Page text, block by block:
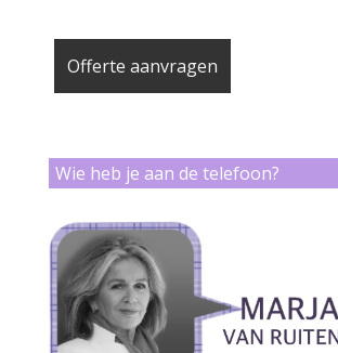
Wie heb je aan de telefoon?